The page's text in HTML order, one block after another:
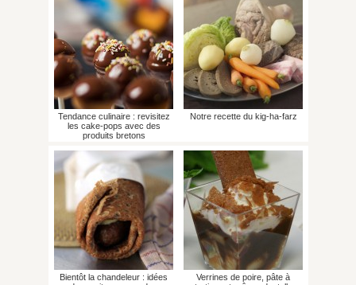
Tendance culinaire : revisitez
les cake-pops avec des
produits bretons
Notre recette du kig-ha-farz
Bientôt la chandeleur : idées
Verrines de poire, pâte à